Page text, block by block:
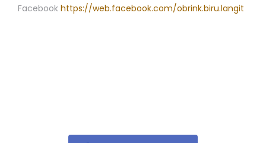
Facebook https://web.facebook.com/obrink.biru.langit